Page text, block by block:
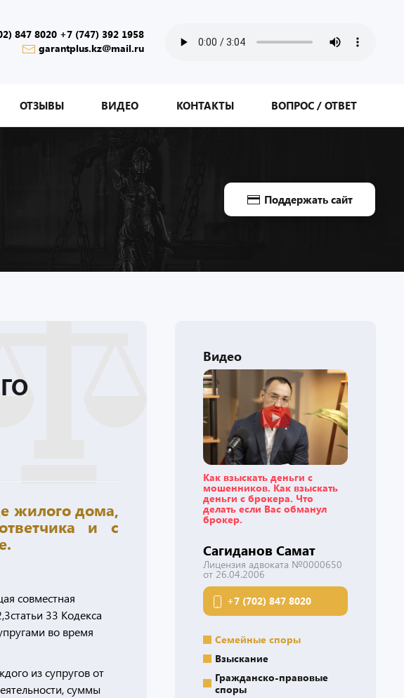
847 8020 +7 (747) 392 1958
garantplus.kz@mail.ru
ОТЗЫВЫ ВИДЕО КОНТАКТЫ ВОПРОС / ОТВЕТ
Поддержать сайт
жилого дома,
и с
совместная
33 Кодекса
во время
из супругов от
суммы
Видео
Как взыскать деньги с
мошенников. Как взыскать
деньги с брокера. Что
делать если Вас обманул
брокер.
Сагиданов Самат
Лицензия адвоката №0000650
от 26.04.2006
+7 (702) 847 8020
Семейные споры
Взыскание
Гражданско-правовые
споры